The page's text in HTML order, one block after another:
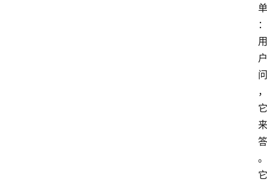
单
：
用
户
问
，
它
来
答
。
它